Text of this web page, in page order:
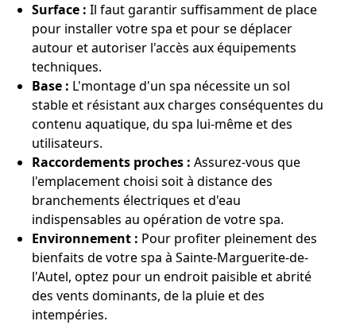
Surface : Il faut garantir suffisamment de place
pour installer votre spa et pour se déplacer
autour et autoriser l'accès aux équipements
techniques.
Base : L'montage d'un spa nécessite un sol
stable et résistant aux charges conséquentes du
contenu aquatique, du spa lui-même et des
utilisateurs.
Raccordements proches : Assurez-vous que
l'emplacement choisi soit à distance des
branchements électriques et d'eau
indispensables au opération de votre spa.
Environnement : Pour profiter pleinement des
bienfaits de votre spa à Sainte-Marguerite-de-
l'Autel, optez pour un endroit paisible et abrité
des vents dominants, de la pluie et des
intempéries.